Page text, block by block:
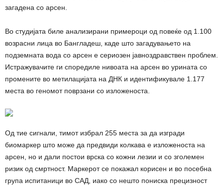
загадена со арсен.
Во студијата биле анализирани примероци од повеќе од 1.100
возрасни лица во Бангладеш, каде што загадувањето на
подземната вода со арсен е сериозен јавноздравствен проблем.
Истражувачите ги споредиле нивоата на арсен во урината со
промените во метилацијата на ДНК и идентификувале 1.177
места во геномот поврзани со изложеноста.
Од тие сигнали, тимот избрал 255 места за да изгради
биомаркер што може да предвиди колкава е изложеноста на
арсен, но и дали постои врска со кожни лезии и со зголемен
ризик од смртност. Маркерот се покажал корисен и во посебна
група испитаници во САД, иако со нешто пониска прецизност